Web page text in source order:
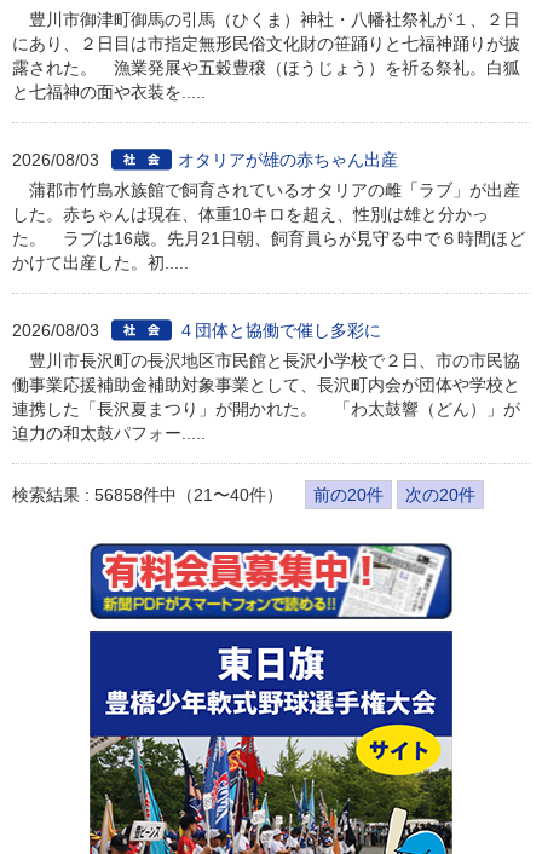
豊川市御津町御馬の引馬（ひくま）神社・八幡社祭礼が１、２日
にあり、２日目は市指定無形民俗文化財の笹踊りと七福神踊りが披
露された。 漁業発展や五穀豊穣（ほうじょう）を祈る祭礼。白狐
と七福神の面や衣装を.....
2026/08/03
オタリアが雄の赤ちゃん出産
蒲郡市竹島水族館で飼育されているオタリアの雌「ラブ」が出産
した。赤ちゃんは現在、体重10キロを超え、性別は雄と分かっ
た。 ラブは16歳。先月21日朝、飼育員らが見守る中で６時間ほど
かけて出産した。初.....
2026/08/03
４団体と協働で催し多彩に
豊川市長沢町の長沢地区市民館と長沢小学校で２日、市の市民協
働事業応援補助金補助対象事業として、長沢町内会が団体や学校と
連携した「長沢夏まつり」が開かれた。 「わ太鼓響（どん）」が
迫力の和太鼓パフォー.....
検索結果 : 56858件中（21〜40件） 前の20件 次の20件